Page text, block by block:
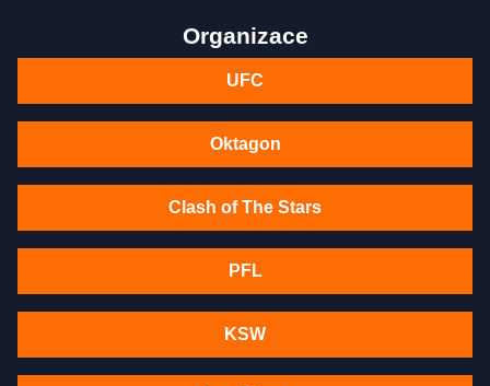
Organizace
UFC
Oktagon
Clash of The Stars
PFL
KSW